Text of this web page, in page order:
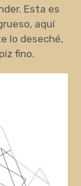
Esta es
aquí
lo deseché,
fino.